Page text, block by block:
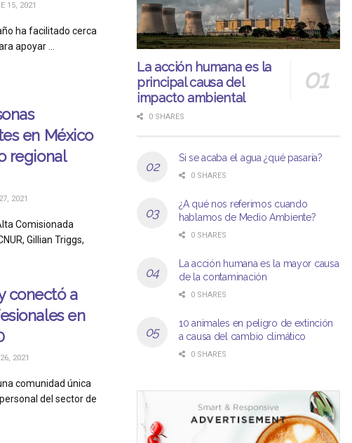
15, 2021
ha facilitado cerca
apoyar ...
en México
regional
2021
Comisionada
Gillian Triggs,
conectó a
en
2021
comunidad única
del sector de
La acción humana es la
principal causa del
impacto ambiental
0 SHARES
Si se acaba el agua ¿qué pasaría?
0 SHARES
¿A qué nos referimos cuando
hablamos de Medio Ambiente?
0 SHARES
La acción humana es la mayor causa
de la contaminación
0 SHARES
10 animales en peligro de extinción
a causa del cambio climático
0 SHARES